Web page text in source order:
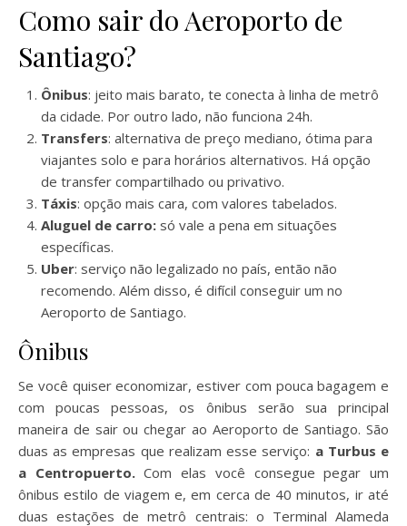
Como sair do Aeroporto de
Santiago?
Ônibus: jeito mais barato, te conecta à linha de metrô
da cidade. Por outro lado, não funciona 24h.
Transfers: alternativa de preço mediano, ótima para
viajantes solo e para horários alternativos. Há opção
de transfer compartilhado ou privativo.
Táxis: opção mais cara, com valores tabelados.
Aluguel de carro: só vale a pena em situações
específicas.
Uber: serviço não legalizado no país, então não
recomendo. Além disso, é difícil conseguir um no
Aeroporto de Santiago.
Ônibus
Se você quiser economizar, estiver com pouca bagagem e
com poucas pessoas, os ônibus serão sua principal
maneira de sair ou chegar ao Aeroporto de Santiago. São
duas as empresas que realizam esse serviço: a Turbus e
a Centropuerto.Com elas você consegue pegar um
ônibus estilo de viagem e, em cerca de 40 minutos, ir até
duas estações de metrô centrais: o Terminal Alameda